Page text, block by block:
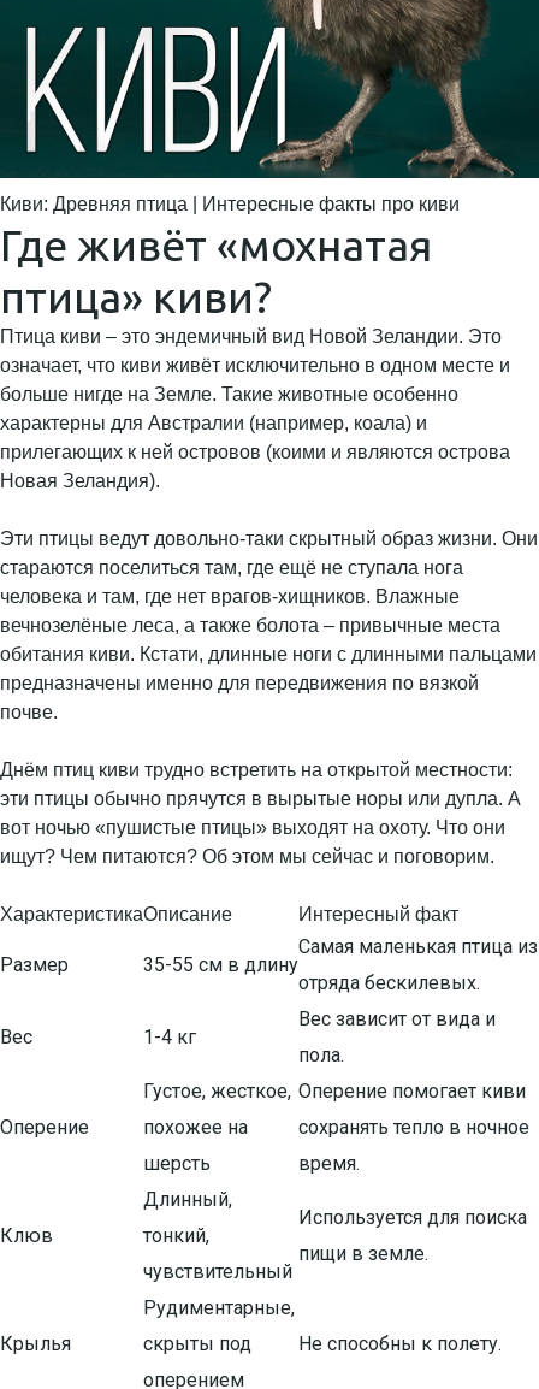
Киви: Древняя птица | Интересные факты про киви
Где живёт «мохнатая
птица» киви?
Птица киви – это эндемичный вид Новой Зеландии. Это
означает, что киви живёт исключительно в одном месте и
больше нигде на Земле. Такие животные особенно
характерны для Австралии (например, коала) и
прилегающих к ней островов (коими и являются острова
Новая Зеландия).
Эти птицы ведут довольно-таки скрытный образ жизни. Они
стараются поселиться там, где ещё не ступала нога
человека и там, где нет врагов-хищников. Влажные
вечнозелёные леса, а также болота – привычные места
обитания киви. Кстати, длинные ноги с длинными пальцами
предназначены именно для передвижения по вязкой
почве.
Днём птиц киви трудно встретить на открытой местности:
эти птицы обычно прячутся в вырытые норы или дупла. А
вот ночью «пушистые птицы» выходят на охоту. Что они
ищут? Чем питаются? Об этом мы сейчас и поговорим.
ХарактеристикаОписание Интересный факт
Размер 35-55 см в длину
Самая маленькая птица из
отряда бескилевых.
Вес 1-4 кг
Вес зависит от вида и
пола.
Оперение
Густое, жесткое,
похожее на
шерсть
Оперение помогает киви
сохранять тепло в ночное
время.
Клюв
Длинный,
тонкий,
чувствительный
Используется для поиска
пищи в земле.
Крылья
Рудиментарные,
скрыты под
оперением
Не способны к полету.